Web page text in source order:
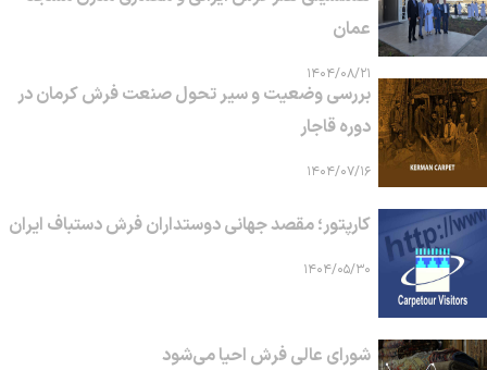
عمان
۱۴۰۴/۰۸/۲۱
بررسی وضعیت و سیر تحول صنعت فرش کرمان در
دوره قاجار
۱۴۰۴/۰۷/۱۶
کارپتور؛ مقصد جهانی دوستداران فرش دستباف ایران
۱۴۰۴/۰۵/۳۰
شورای عالی فرش احیا می‌شود